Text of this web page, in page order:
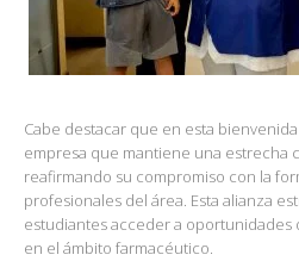
Cabe destacar que en esta
empresa que mantiene una estrecha
reafirmando su compromiso con la
profesionales del área. Esta alianza
estudiantes acceder a oportunidades
en el ámbito farmacéutico.